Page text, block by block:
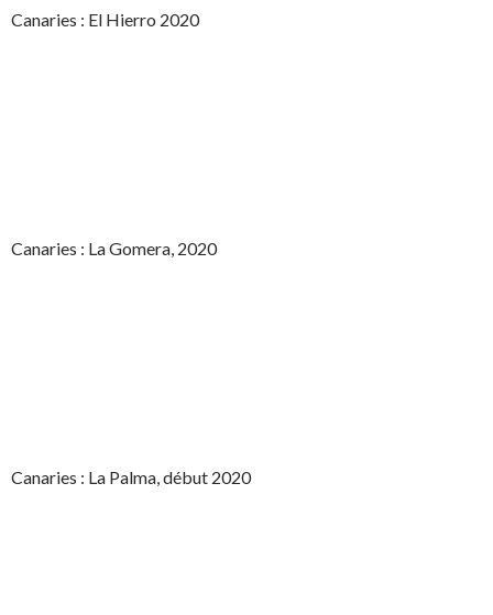
Canaries : El Hierro 2020
Canaries : La Gomera, 2020
Canaries : La Palma, début 2020